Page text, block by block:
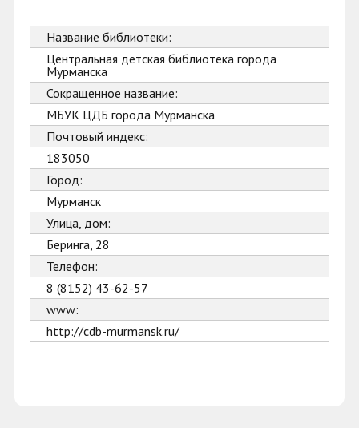
Название библиотеки:
Центральная детская библиотека города
Мурманска
Сокращенное название:
МБУК ЦДБ города Мурманска
Почтовый индекс:
183050
Город:
Мурманск
Улица, дом:
Беринга, 28
Телефон:
8 (8152) 43-62-57
www:
http://cdb-murmansk.ru/